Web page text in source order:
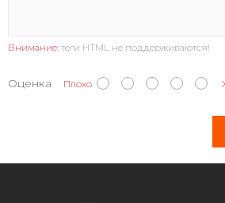
Внимание: теги HTML не поддерживаются!
Оценка Плохо